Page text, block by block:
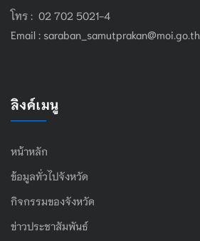
โทร : 02 702 5021-4
Email : saraban_samutprakan@moi.go.th
ลิงค์เมนู
หน้าหลัก
ข้อมูลทั่วไปจังหวัด
กิจกรรมของจังหวัด
ข่าวประชาสัมพันธ์